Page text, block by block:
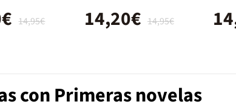
14,95€ 14,95€
14,20€
con Primeras novelas